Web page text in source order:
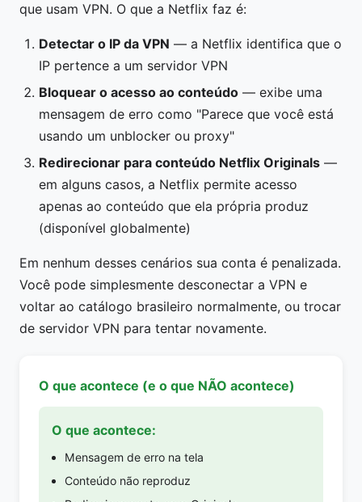
que usam VPN. O que a Netflix faz é:
Detectar o IP da VPN — a Netflix identifica que o
IP pertence a um servidor VPN
Bloquear o acesso ao conteúdo — exibe uma
mensagem de erro como "Parece que você está
usando um unblocker ou proxy"
Redirecionar para conteúdo Netflix Originals —
em alguns casos, a Netflix permite acesso
apenas ao conteúdo que ela própria produz
(disponível globalmente)
Em nenhum desses cenários sua conta é penalizada.
Você pode simplesmente desconectar a VPN e
voltar ao catálogo brasileiro normalmente, ou trocar
de servidor VPN para tentar novamente.
O que acontece (e o que NÃO acontece)
O que acontece:
Mensagem de erro na tela
Conteúdo não reproduz